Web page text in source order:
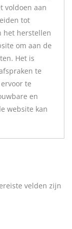
voldoen aan
tot
het herstellen
om aan de
Het is
te
te
en
website kan
velden zijn